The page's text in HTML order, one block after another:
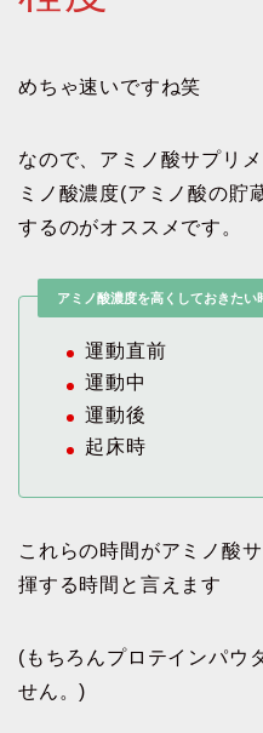
めちゃ速いですね笑
なので、アミノ酸サプリ
ミノ酸濃度(アミノ酸の貯
するのがオススメです。
アミノ酸濃度を高くしておきたい
運動直前
運動中
運動後
起床時
これらの時間がアミノ酸
揮する時間と言えます
(もちろんプロテインパウ
せん。)